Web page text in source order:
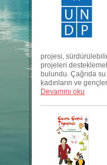
projesi,
projeleri
bulundu. Çağrıda
kadınların ve
Devamını oku